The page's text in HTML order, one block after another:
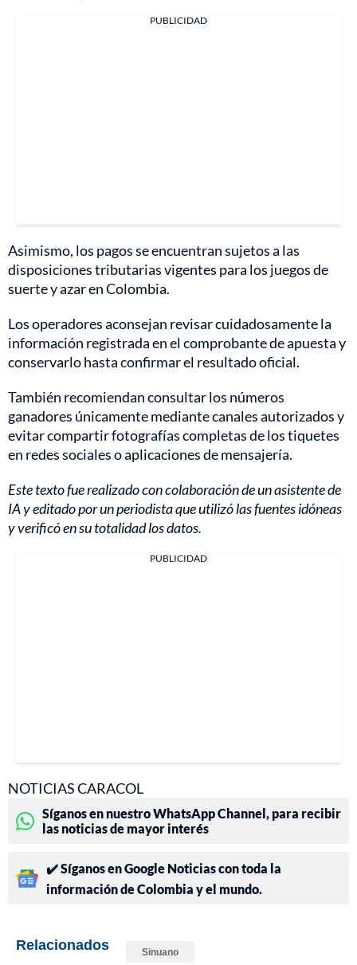
PUBLICIDAD
Asimismo, los pagos se encuentran sujetos a las
disposiciones tributarias vigentes para los juegos de
suerte y azar en Colombia.
Los operadores aconsejan revisar cuidadosamente la
información registrada en el comprobante de apuesta y
conservarlo hasta confirmar el resultado oficial.
También recomiendan consultar los números
ganadores únicamente mediante canales autorizados y
evitar compartir fotografías completas de los tiquetes
en redes sociales o aplicaciones de mensajería.
Este texto fue realizado con colaboración de un asistente de
IA y editado por un periodista que utilizó las fuentes idóneas
y verificó en su totalidad los datos.
PUBLICIDAD
NOTICIAS CARACOL
Síganos en nuestro WhatsApp Channel, para recibir
las noticias de mayor interés
✔️ Síganos en Google Noticias con toda la
información de Colombia y el mundo.
Relacionados Sinuano